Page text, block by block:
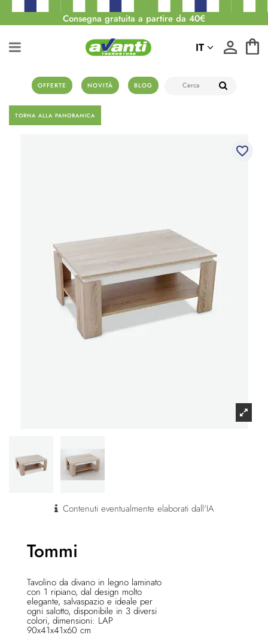
Consegna gratuita a partire da 40€
OFFERTE NOVITÀ BLOG
IT
TORNA ALLA PANORAMICA
favorite_border
Contenuti eventualmente elaborati dall'IA
Tommi
Tavolino da divano in legno laminato
con 1 ripiano, dal design molto
elegante, salvaspazio e ideale per
ogni salotto, disponibile in 3 diversi
colori, dimensioni: LAP
90x41x41x60 cm